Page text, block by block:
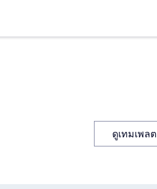
ดูเทมเพลต